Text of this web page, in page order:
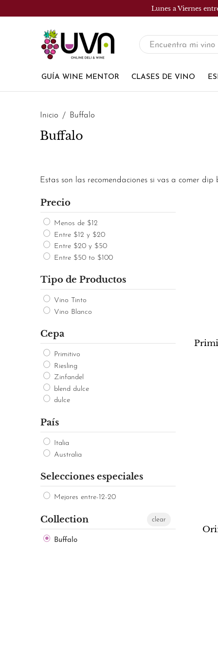
Lunes a Viernes
UVA
Tienda
de
vinos
GUÍA WINE MENTOR CLASES DE VINO
Inicio Buffalo
Buffalo
Estas son las recomendaciones si vas a comer dip
Precio
Menos de $12
Entre $12 y $20
Entre $20 y $50
Entre $50 to $100
Tipo de Productos
Vino Tinto
Vino Blanco
Cepa
Primitivo
Riesling
Zinfandel
blend dulce
dulce
País
Italia
Australia
Selecciones especiales
Mejores entre-12-20
Collection
Buffalo
clear